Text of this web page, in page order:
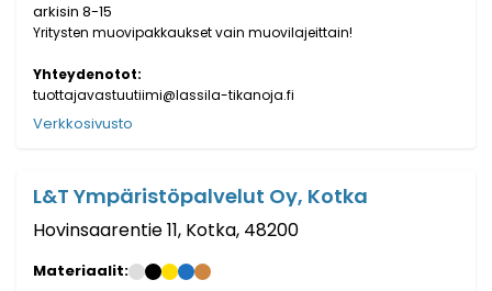
arkisin 8-15
Yritysten muovipakkaukset vain muovilajeittain!
Yhteydenotot:
tuottajavastuutiimi@lassila-tikanoja.fi
Verkkosivusto
L&T Ympäristöpalvelut Oy, Kotka
Hovinsaarentie 11, Kotka, 48200
Materiaalit: